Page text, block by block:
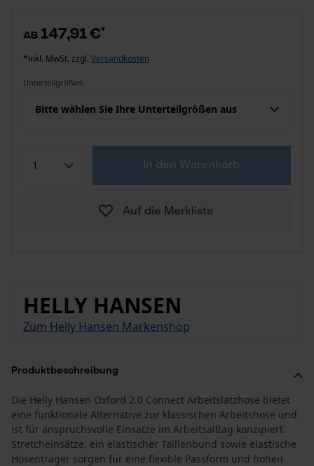
ab 147,91 €*
*inkl. MwSt. zzgl. Versandkosten
Unterteilgrößen
Bitte wählen Sie Ihre Unterteilgrößen aus
In den Warenkorb
Auf die Merkliste
HELLY HANSEN
Zum Helly Hansen Markenshop
Produktbeschreibung
Die Helly Hansen Oxford 2.0 Connect Arbeitslatzhose bietet
eine funktionale Alternative zur klassischen Arbeitshose und
ist für anspruchsvolle Einsätze im Arbeitsalltag konzipiert.
Stretcheinsätze, ein elastischer Taillenbund sowie elastische
Hosenträger sorgen für eine flexible Passform und hohen